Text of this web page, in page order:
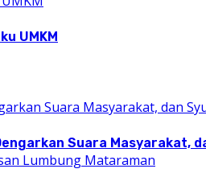
UMKM
Suara Masyarakat,